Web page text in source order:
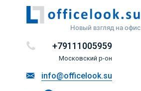
Новый взгляд на офис
+79111005959
Московский р-он
info@officelook.su